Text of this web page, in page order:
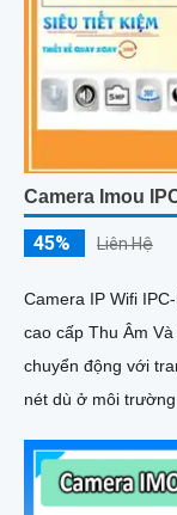
Camera Imou
45% Liên Hệ
Camera IP Wifi
cao cấp Thu Âm
chuyển động với
nét dù ở môi